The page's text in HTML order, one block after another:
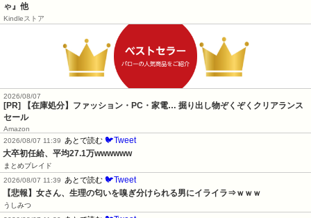
ゃ』他
Kindleストア
2026/08/07
[PR] 【在庫処分】ファッション・PC・家電… 掘り出し物ぞくぞくクリアランス
セール
Amazon
2026/08/07 11:39
あとで読む 🐦Tweet
大卒初任給、平均27.1万wwwwww
まとめブレイド
2026/08/07 11:39
あとで読む 🐦Tweet
【悲報】女さん、生理の匂いを嗅ぎ分けられる男にイライラ⇒ｗｗｗ
うしみつ